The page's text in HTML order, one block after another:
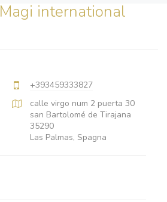
Magi international
+393459333827
calle virgo num 2 puerta 30
san Bartolomé de Tirajana
35290
Las Palmas, Spagna